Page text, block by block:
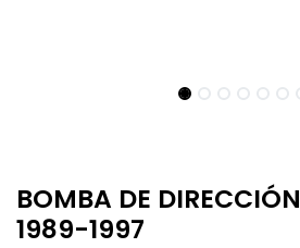
BOMBA DE
1989-1997